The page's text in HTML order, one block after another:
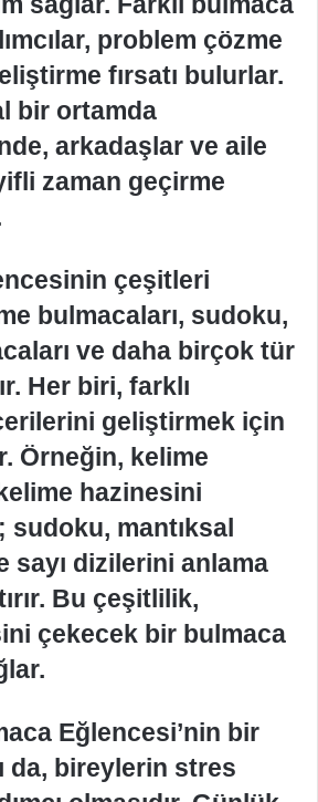
problem çözme
fırsatı bulurlar.
bir ortamda
arkadaşlar ve aile
zaman geçirme
çeşitleri
bulmacaları, sudoku,
ve daha birçok tür
Her biri, farklı
geliştirmek için
Örneğin, kelime
hazinesini
mantıksal
sayı dizilerini anlama
Bu çeşitlilik,
çekecek bir bulmaca
Eğlencesi’nin bir
da, bireylerin stres